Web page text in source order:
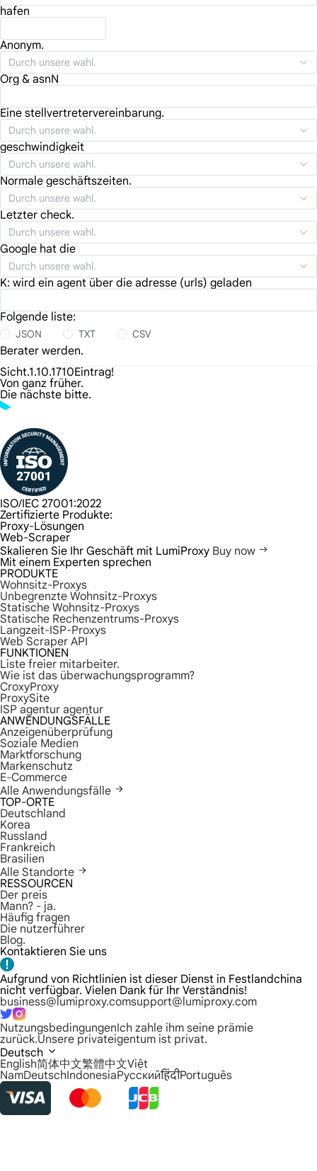
hafen
Anonym.
Durch unsere wahl.
Org & asnN
Eine stellvertretervereinbarung.
Durch unsere wahl.
geschwindigkeit
Durch unsere wahl.
Normale geschäftszeiten.
Durch unsere wahl.
Letzter check.
Durch unsere wahl.
Google hat die
Durch unsere wahl.
K: wird ein agent über die adresse (urls) geladen
Folgende liste:
JSON TXT CSV
Berater werden.
Sicht.1.10.1710Eintrag!
Von ganz früher.
Die nächste bitte.
ISO/IEC 27001:2022
Zertifizierte Produkte:
Proxy-Lösungen
Web-Scraper
Skalieren Sie Ihr Geschäft mit LumiProxy Buy now
Mit einem Experten sprechen
PRODUKTE
Wohnsitz-Proxys
Unbegrenzte Wohnsitz-Proxys
Statische Wohnsitz-Proxys
Statische Rechenzentrums-Proxys
Langzeit-ISP-Proxys
Web Scraper API
FUNKTIONEN
Liste freier mitarbeiter.
Wie ist das überwachungsprogramm?
CroxyProxy
ProxySite
ISP agentur agentur
ANWENDUNGSFÄLLE
Anzeigenüberprüfung
Soziale Medien
Marktforschung
Markenschutz
E-Commerce
Alle Anwendungsfälle
TOP-ORTE
Deutschland
Korea
Russland
Frankreich
Brasilien
Alle Standorte
RESSOURCEN
Der preis
Mann? - ja.
Häufig fragen
Die nutzerführer
Blog.
Kontaktieren Sie uns
Aufgrund von Richtlinien ist dieser Dienst in Festlandchina
nicht verfügbar. Vielen Dank für Ihr Verständnis!
business@lumiproxy.comsupport@lumiproxy.com
NutzungsbedingungenIch zahle ihm seine prämie
zurück.Unsere privateigentum ist privat.
Deutsch
English简体中文繁體中文Việt
NamDeutschIndonesiaРусскийहिंदीPortuguês